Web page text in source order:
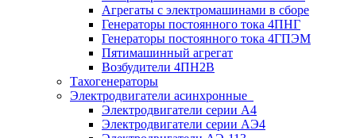
Агрегаты с электромашинами в сборе
Генераторы постоянного тока 4ПНГ
Генераторы постоянного тока 4ГПЭМ
Пятимашинный агрегат
Возбудители 4ПН2В
Тахогенераторы
Электродвигатели асинхронные
Электродвигатели серии А4
Электродвигатели серии АЭ4